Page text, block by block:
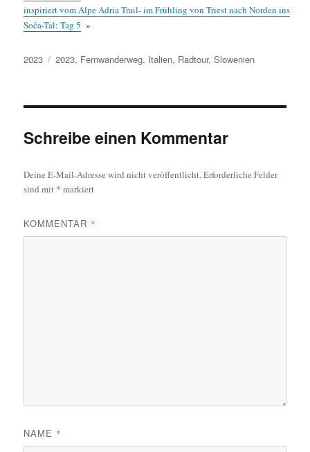
inspiriert vom Alpe Adria Trail- im Frühling von Triest nach Norden ins
Soča-Tal: Tag 5 »
Kategorien
2023 Schlagwörter
2023, Fernwanderweg, Italien, Radtour,Slowenien
Schreibe einen Kommentar
Deine E-Mail-Adresse wird nicht veröffentlicht.Erforderliche Felder
sind mit * markiert
KOMMENTAR *
NAME *